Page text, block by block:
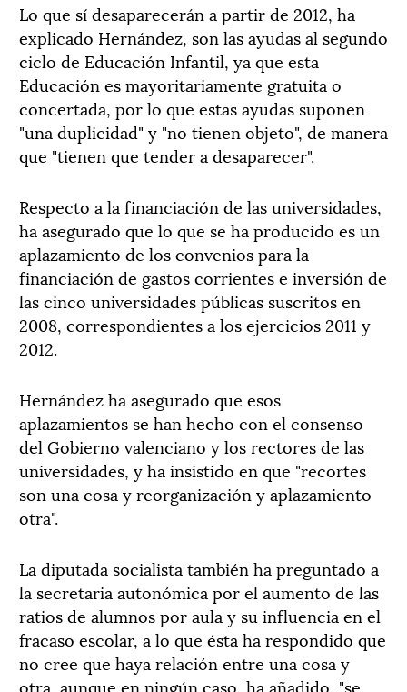
Lo que sí desaparecerán a partir de 2012, ha
explicado Hernández, son las ayudas al segundo
ciclo de Educación Infantil, ya que esta
Educación es mayoritariamente gratuita o
concertada, por lo que estas ayudas suponen
"una duplicidad" y "no tienen objeto", de manera
que "tienen que tender a desaparecer".
Respecto a la financiación de las universidades,
ha asegurado que lo que se ha producido es un
aplazamiento de los convenios para la
financiación de gastos corrientes e inversión de
las cinco universidades públicas suscritos en
2008, correspondientes a los ejercicios 2011 y
2012.
Hernández ha asegurado que esos
aplazamientos se han hecho con el consenso
del Gobierno valenciano y los rectores de las
universidades, y ha insistido en que "recortes
son una cosa y reorganización y aplazamiento
otra".
La diputada socialista también ha preguntado a
la secretaria autonómica por el aumento de las
ratios de alumnos por aula y su influencia en el
fracaso escolar, a lo que ésta ha respondido que
no cree que haya relación entre una cosa y
otra, aunque en ningún caso, ha añadido, "se